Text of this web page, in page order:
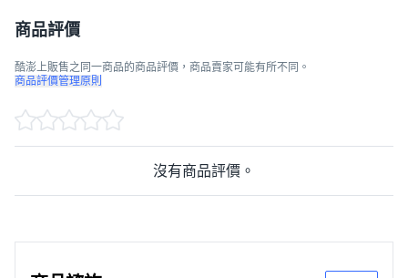
商品評價
酷澎上販售之同一商品的商品評價，商品賣家可能有所不同。
商品評價管理原則
沒有商品評價。